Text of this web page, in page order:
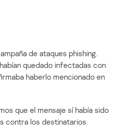
de ataques phishing.
quedado infectadas con
haberlo mencionado en
que el mensaje sí había sido
contra los destinatarios.